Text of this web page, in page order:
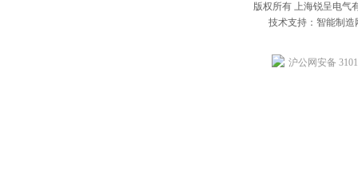
版权所有 上海锐呈电气
技术支持：智能制造
沪公网安备